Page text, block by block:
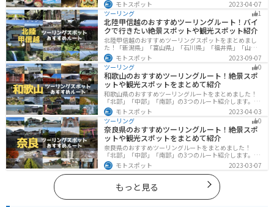
口県にツーリングに行く際は参考にしてください。
モトスポット
2023-04-07
ツーリング
1
北陸甲信越のおすすめツーリングルート！バイ
クで行きたい絶景スポットや観光スポット紹介
北陸甲信越のおすすめツーリングスポットをまとめまし
た！「新潟県」「富山県」「石川県」「福井県」「山梨
県」「長野県」の各県の観光地紹介します。自然豊かな
山々や湖、温泉地が点在し、四季折々の景色を楽しめる
スポットが多数あります。バイクで北陸甲信越にツーリ
ングに行く際は参考にしてください。
モトスポット
2023-09-07
ツーリング
0
和歌山のおすすめツーリングルート！絶景スポ
ットや観光スポットをまとめて紹介
和歌山県のおすすめツーリングルートをまとめました！
「北部」「中部」「南部」の3つのルート紹介します。海
と山に囲まれた自然豊かなエリアが広がり、様々な楽し
み方ができます。バイクで和歌山県にツーリングに行く
際は参考にしてください。
モトスポット
2023-04-03
ツーリング
0
奈良県のおすすめツーリングルート！絶景スポ
ットや観光スポットをまとめて紹介
奈良県のおすすめツーリングルートをまとめました！
「北部」「中部」「南部」の3つのルート紹介します。歴
史のある神社寺院が多数あり、自然豊かや山々、グルメ
を満喫するツーリングができます。バイクで奈良県にツ
ーリングに行く際は参考にしてください。
モトスポット 2023-03-07
もっと見る